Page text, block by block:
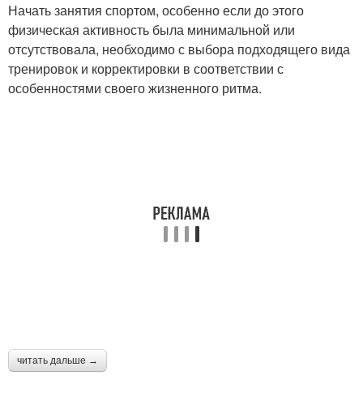
Начать занятия спортом, особенно если до этого
физическая активность была минимальной или
отсутствовала, необходимо с выбора подходящего вида
тренировок и корректировки в соответствии с
особенностями своего жизненного ритма.
читать дальше →